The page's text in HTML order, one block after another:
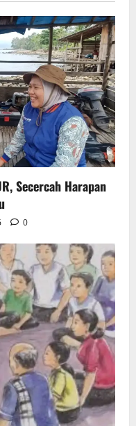
Secercah Harapan
0